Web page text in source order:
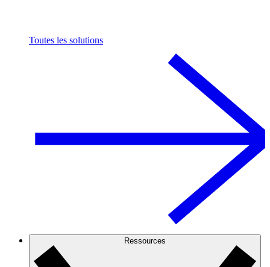
Toutes les solutions
Ressources